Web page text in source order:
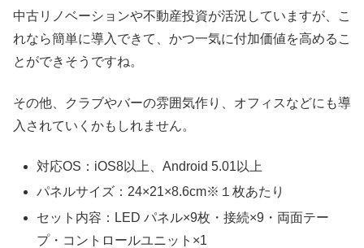
中古リノベーションや不動産投資が活況していますが、こ
れなら簡単に導入できて、かつ一気に付加価値を高めるこ
とができそうですね。
その他、クラブやバーの雰囲気作り、オフィスなどにも導
入されていくかもしれません。
対応OS：iOS8以上、Android 5.01以上
パネルサイズ：24×21×8.6cm※１枚あたり
セット内容：LED パネル×9枚・接続×9・両面テー
プ・コントロールユニット×1